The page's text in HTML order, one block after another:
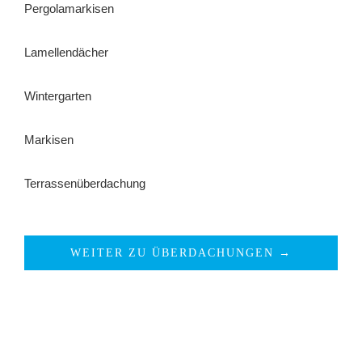
Pergolamarkisen
Lamellendächer
Wintergarten
Markisen
Terrassenüberdachung
WEITER ZU ÜBERDACHUNGEN →